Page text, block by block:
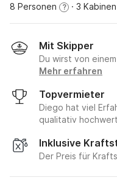
8 Personen ? · 3 Kabinen
Mit Skipper
Du wirst von
Mehr erfahren
Topvermieter
Diego hat viel
qualitativ
Inklusive
Der Preis für